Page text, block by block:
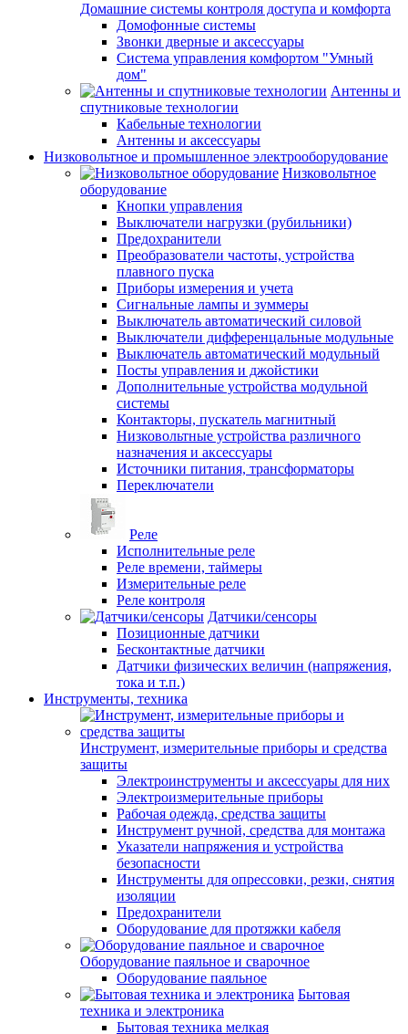
Домашние системы контроля доступа и комфорта
Домофонные системы
Звонки дверные и аксессуары
Система управления комфортом "Умный
дом"
Антенны и
спутниковые технологии
Кабельные технологии
Антенны и аксессуары
Низковольтное и промышленное электрооборудование
Низковольтное
оборудование
Кнопки управления
Выключатели нагрузки (рубильники)
Предохранители
Преобразователи частоты, устройства
плавного пуска
Приборы измерения и учета
Сигнальные лампы и зуммеры
Выключатель автоматический силовой
Выключатели дифференцальные модульные
Выключатель автоматический модульный
Посты управления и джойстики
Дополнительные устройства модульной
системы
Контакторы, пускатель магнитный
Низковольтные устройства различного
назначения и аксессуары
Источники питания, трансформаторы
Переключатели
Реле
Исполнительные реле
Реле времени, таймеры
Измерительные реле
Реле контроля
Датчики/сенсоры
Позиционные датчики
Бесконтактные датчики
Датчики физических величин (напряжения,
тока и т.п.)
Инструменты, техника
Инструмент, измерительные приборы и средства
защиты
Электроинструменты и аксессуары для них
Электроизмерительные приборы
Рабочая одежда, средства защиты
Инструмент ручной, средства для монтажа
Указатели напряжения и устройства
безопасности
Инструменты для опрессовки, резки, снятия
изоляции
Предохранители
Оборудование для протяжки кабеля
Оборудование паяльное и сварочное
Оборудование паяльное
Бытовая
техника и электроника
Бытовая техника мелкая